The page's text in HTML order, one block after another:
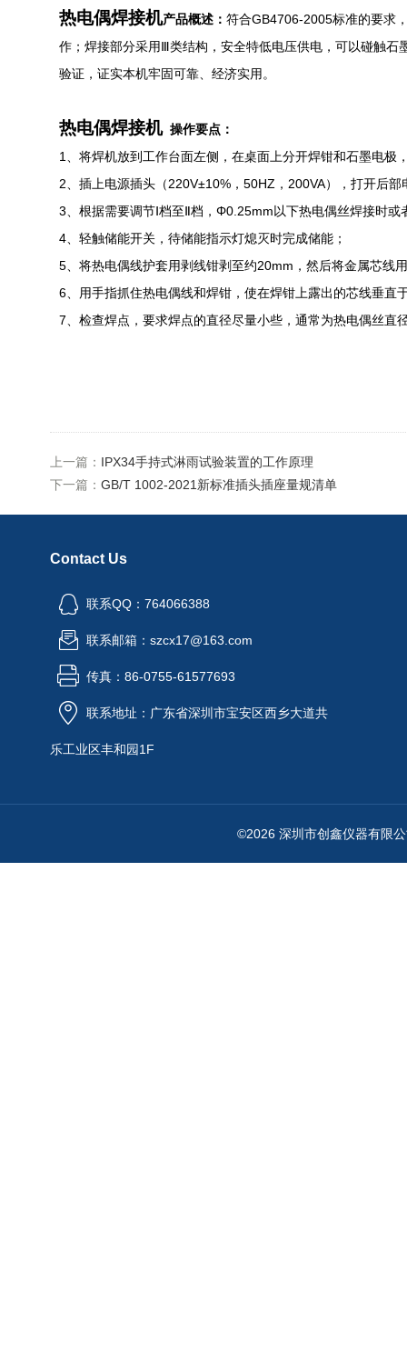
热电偶焊接机产品概述： 符合GB4706-2005标准的要求
作；焊接部分采用Ⅲ类结构，安全特低电压供电，可以碰触石
验证，证实本机牢固可靠、经济实用。
热电偶焊接机 操作要点：
1
、将焊机放到工作台面左侧，在桌面上分开焊钳和石墨电
2 、插上电源插头（220V±10% ， 50HZ ， 200VA），打开后部
3 、根据需要调节Ⅰ档至Ⅱ档， Φ0.25mm以下热电偶丝焊接时或
4 、轻触储能开关，待储能指示灯熄灭时完成储能；
5 、将热电偶线护套用剥线钳剥至约20mm ，然后将金属芯线
6 、用手指抓住热电偶线和焊钳，使在焊钳上露出的芯线垂直
7 、检查焊点，要求焊点的直径尽量小些，通常为热电偶丝
上一篇： IPX34手持式淋雨试验装置的工作原理
下一篇： GB/T 1002-2021新标准插头插座量规清单
Contact Us
联系QQ：764066388
联系邮箱：szcx17@163.com
传真：86-0755-61577693
联系地址：广东省深圳市宝安区西乡大道共
乐工业区丰和园1F
©2026 深圳市创鑫仪器有限